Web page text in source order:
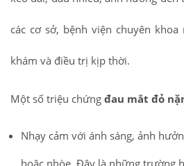
các cơ sở, bệnh viện chuyên
khám và điều trị kịp thời.
Một số triệu chứng đau mắt đỏ
Nhạy cảm với ánh sáng, ảnh
hoặc nhòe. Đây là những trường